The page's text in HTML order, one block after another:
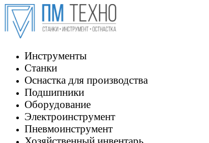
Инструменты
Станки
Оснастка для производства
Подшипники
Оборудование
Электроинструмент
Пневмоинструмент